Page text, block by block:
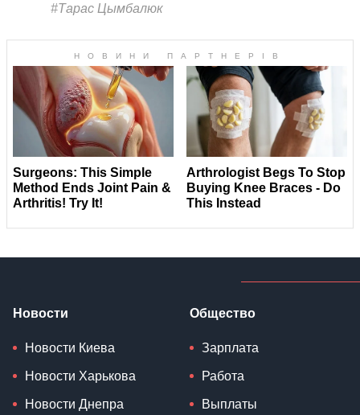
#Тарас Цымбалюк
Новости
Новости Киева
Новости Харькова
Новости Днепра
Общество
Зарплата
Работа
Выплаты